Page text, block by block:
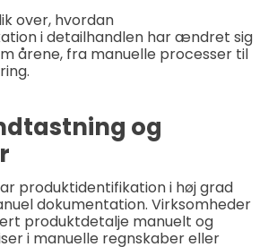
over, hvordan
i detailhandlen har ændret sig
årene, fra manuelle processer til
og
produktidentifikation i høj grad
dokumentation. Virksomheder
produktdetalje manuelt og
i manuelle regnskaber eller